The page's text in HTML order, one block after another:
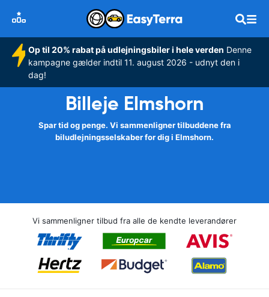
Op til 20% rabat på udlejningsbiler i hele verden Denne
kampagne gælder indtil 11. august 2026 - udnyt den i
dag!
Billeje Elmshorn
Spar tid og penge. Vi sammenligner tilbuddene fra
biludlejningsselskaber for dig i Elmshorn.
Vi sammenligner tilbud fra alle de kendte leverandører